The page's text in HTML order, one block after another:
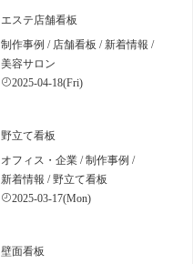
エステ店舗看板
制作事例 / 店舗看板 /新着情報 /
美容サロン
2025-04-18(Fri)
野立て看板
オフィス・企業 /制作事例 /
新着情報 /野立て看板
2025-03-17(Mon)
壁面看板